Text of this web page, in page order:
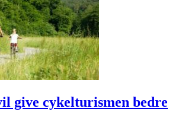
give cykelturismen bedre